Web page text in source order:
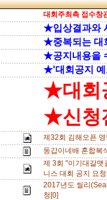
대회주최측 접수창
★입상결과와
★중복되는 대
★공지내용을
★'대회공지 예
★대회
★신청
제32회 김해오픈
동갑이네배 혼합복
제 3회 "이기대갈맷
니스 대회 공지 요
2017년도 씰리
청[0]